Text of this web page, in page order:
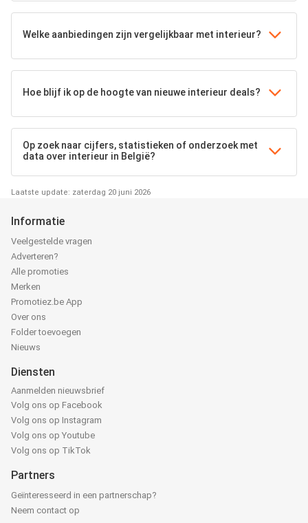
Welke aanbiedingen zijn vergelijkbaar met interieur?
Hoe blijf ik op de hoogte van nieuwe interieur deals?
Op zoek naar cijfers, statistieken of onderzoek met
data over interieur in België?
Laatste update: zaterdag 20 juni 2026
Informatie
Veelgestelde vragen
Adverteren?
Alle promoties
Merken
Promotiez.be App
Over ons
Folder toevoegen
Nieuws
Diensten
Aanmelden nieuwsbrief
Volg ons op Facebook
Volg ons op Instagram
Volg ons op Youtube
Volg ons op TikTok
Partners
Geïnteresseerd in een partnerschap?
Neem contact op